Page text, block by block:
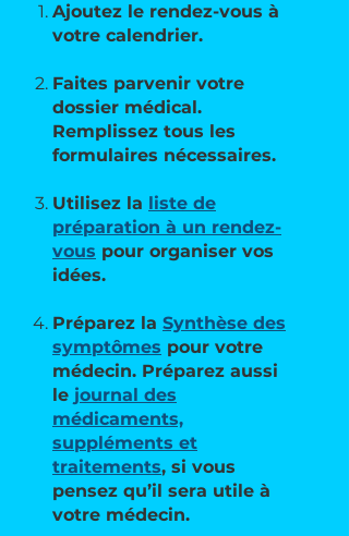
Ajoutez le rendez-vous à
votre calendrier.
Faites parvenir votre
dossier médical.
Remplissez tous les
formulaires nécessaires.
Utilisez la liste de
préparation à un rendez-
vous pour organiser vos
idées.
Préparez la Synthèse des
symptômes pour votre
médecin. Préparez aussi
le journal des
médicaments,
suppléments et
traitements, si vous
pensez qu’il sera utile à
votre médecin.